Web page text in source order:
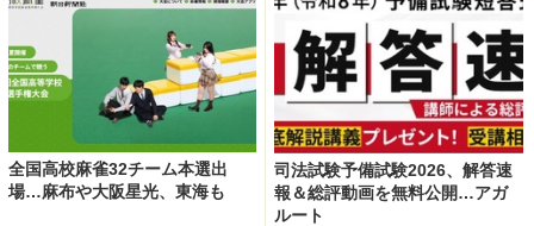
全国高校麻雀32チーム本選出
場…麻布や大阪星光、東海も
司法試験予備試験2026、解答速
報＆総評動画を無料公開…アガ
ルート